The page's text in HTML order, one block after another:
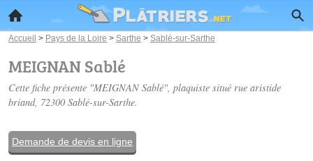
Accueil > Pays de la Loire > Sarthe > Sablé-sur-Sarthe
MEIGNAN Sablé
Cette fiche présente "MEIGNAN Sablé", plaquiste situé rue aristide
briand, 72300 Sablé-sur-Sarthe.
Demande de devis en ligne